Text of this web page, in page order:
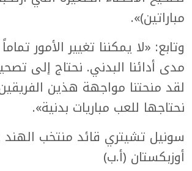
مباراتين)».
وتابع: «لا يمكننا تغيير الأمور
مدى أدائنا البدني. نحتاج إلى
لقد منحتنا مواجهة هذين
نحتاجها للعب مباريات بدنية».
سونيل تشيتري قائد منتخب
أوزبكستان (أ.ب)